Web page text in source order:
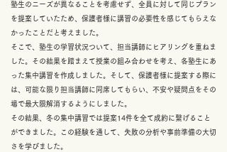
塾生のニーズが異なることを考慮せず、全員に対して同じプラン
を提案していたため、保護者様に講習の必要性を感じてもらえな
かったことだと考えました。
そこで、塾生の学習状況ついて、担当講師にヒアリングを重ねま
した。その結果を踏まえて授業の組み合わせを考え、各塾生にあ
った集中講習を作成しました。そして、保護者様に提案する際に
は、可能な限り担当講師に同席してもらい、不安や疑問点をその
場で最大限解消するようにしました。
その結果、冬の集中講習では提案14件を全て成約に繋げること
ができました。この経験を通して、失敗の分析や事前準備の大切
さを学びました。